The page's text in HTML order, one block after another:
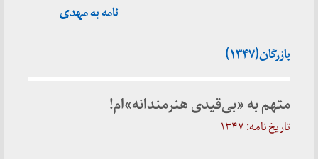
نامه به مهدی
بازرگان(۱۳۴۷)
متهم به «بی‌قیدی هنرمندانه»ام!
تاریخ نامه: ۱۳۴۷